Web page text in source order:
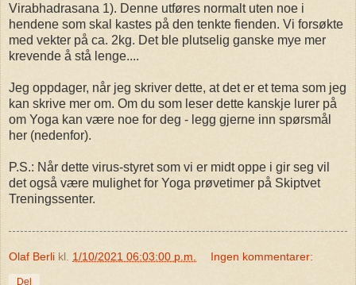
Virabhadrasana 1). Denne utføres normalt uten noe i
hendene som skal kastes på den tenkte fienden. Vi forsøkte
med vekter på ca. 2kg. Det ble plutselig ganske mye mer
krevende å stå lenge....
Jeg oppdager, når jeg skriver dette, at det er et tema som jeg
kan skrive mer om. Om du som leser dette kanskje lurer på
om Yoga kan være noe for deg - legg gjerne inn spørsmål
her (nedenfor).
P.S.: Når dette virus-styret som vi er midt oppe i gir seg vil
det også være mulighet for Yoga prøvetimer på Skiptvet
Treningssenter.
Olaf Berli kl. 1/10/2021 06:03:00 p.m. Ingen kommentarer:
Del